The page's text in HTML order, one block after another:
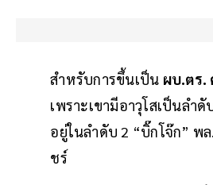
สำหรับการขึ้นเป็น ผบ.ตร.
เพราะเขามีอาวุโสเป็นลำ
อยู่ในลำดับ 2 “บิ๊กโจ๊ก” พ
ชร์